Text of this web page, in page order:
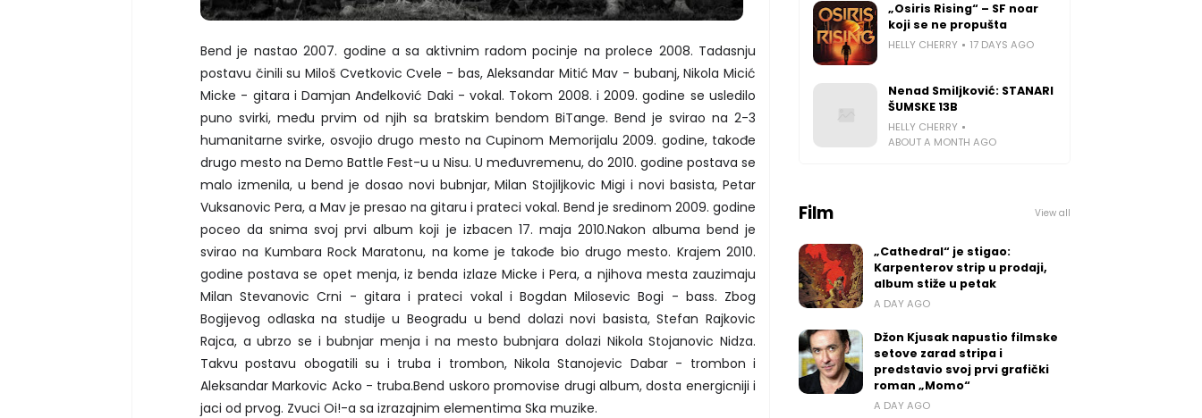
Bend je nastao 2007. godine a sa aktivnim radom pocinje na prolece 2008. Tadasnju
postavu činili su Miloš Cvetkovic Cvele - bas, Aleksandar Mitić Mav - bubanj, Nikola Micić
Micke - gitara i Damjan Anđelković Daki - vokal. Tokom 2008. i 2009. godine se usledilo
puno svirki, među prvim od njih sa bratskim bendom BiTange. Bend je svirao na 2-3
humanitarne svirke, osvojio drugo mesto na Cupinom Memorijalu 2009. godine, takođe
drugo mesto na Demo Battle Fest-u u Nisu. U međuvremenu, do 2010. godine postava se
malo izmenila, u bend je dosao novi bubnjar, Milan Stojiljkovic Migi i novi basista, Petar
Vuksanovic Pera, a Mav je presao na gitaru i prateci vokal. Bend je sredinom 2009. godine
poceo da snima svoj prvi album koji je izbacen 17. maja 2010.Nakon albuma bend je
svirao na Kumbara Rock Maratonu, na kome je takođe bio drugo mesto. Krajem 2010.
godine postava se opet menja, iz benda izlaze Micke i Pera, a njihova mesta zauzimaju
Milan Stevanovic Crni - gitara i prateci vokal i Bogdan Milosevic Bogi - bass. Zbog
Bogijevog odlaska na studije u Beogradu u bend dolazi novi basista, Stefan Rajkovic
Rajca, a ubrzo se i bubnjar menja i na mesto bubnjara dolazi Nikola Stojanovic Nidza.
Takvu postavu obogatili su i truba i trombon, Nikola Stanojevic Dabar - trombon i
Aleksandar Markovic Acko - truba.Bend uskoro promovise drugi album, dosta energicniji i
jaci od prvog. Zvuci Oi!-a sa izrazajnim elementima Ska muzike.
„Osiris Rising“ – SF noar
koji se ne propušta
HELLY CHERRY 17 DAYS AGO
Nenad Smiljković: STANARI
ŠUMSKE 13B
HELLY CHERRY
ABOUT A MONTH AGO
Film View all
„Cathedral“ je stigao:
Karpenterov strip u prodaji,
album stiže u petak
A DAY AGO
Džon Kjusak napustio filmske
setove zarad stripa i
predstavio svoj prvi grafički
roman „Momo“
A DAY AGO